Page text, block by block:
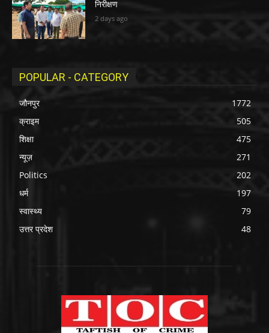
निरीक्षण
2 days ago
POPULAR - CATEGORY
जौनपुर
1772
क्राइम
505
शिक्षा
475
न्यूज़
271
Politics
202
धर्म
197
स्वास्थ्य
79
उत्तर प्रदेश
48